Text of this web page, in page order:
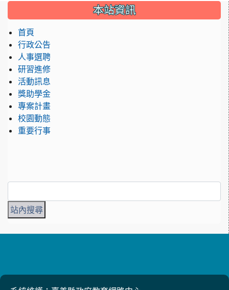
::: 本站資訊
首頁
行政公告
人事選聘
研習進修
活動訊息
獎助學金
專案計畫
校園動態
重要行事